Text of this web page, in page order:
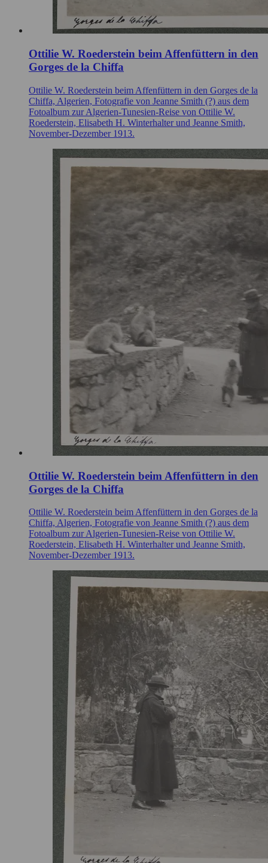
Ottilie W. Roederstein beim Affenfüttern in den
Gorges de la Chiffa
Ottilie W. Roederstein beim Affenfüttern in den Gorges de la
Chiffa, Algerien, Fotografie von Jeanne Smith (?) aus dem
Fotoalbum zur Algerien-Tunesien-Reise von Ottilie W.
Roederstein, Elisabeth H. Winterhalter und Jeanne Smith,
November-Dezember 1913.
Ottilie W. Roederstein beim Affenfüttern in den
Gorges de la Chiffa
Ottilie W. Roederstein beim Affenfüttern in den Gorges de la
Chiffa, Algerien, Fotografie von Jeanne Smith (?) aus dem
Fotoalbum zur Algerien-Tunesien-Reise von Ottilie W.
Roederstein, Elisabeth H. Winterhalter und Jeanne Smith,
November-Dezember 1913.